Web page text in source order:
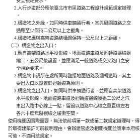
            2.人行步道部分應依臺北市市區道路工程設計規範規定辦理
              。
            3.構造物之外緣，如同時供車輛通行者，其與周圍道路之交
              通應至少保持二公尺以上之截角。
            4.構造物應與高架道路結構體保持一公尺以上之距離。
      （二）構造物之出入口：
            1.應自高架道路水平投影線、地面道路車道及迴轉道邊線退
              縮二．五公尺後設置，並應滿足一般道路或交叉路口之安
              全視距要求。
            2.構造物申請所在處所同時臨接地面道路及迴轉道時，其主
              要出入口以設置於迴轉道為原則。
            3.構造物之出入口，如同時供車輛通行者，並應自高架道路
              水平投影線、地面道路車道及迴轉道邊線後退二公尺之汽
              車出入路中心線上一點，留設以道路中心線之垂直線左右
              各六十度無礙視線之緩衝空間。
      使用機關因實際需要，無法依前項第一款或第二款規定辦理時，得
      於取得建築許可前敘明理由，會辦建管處及相關機關並簽奉本府核